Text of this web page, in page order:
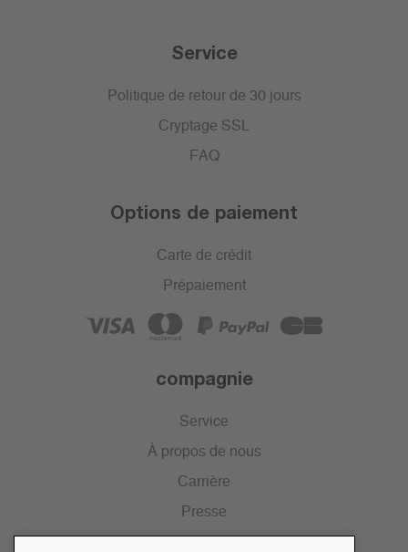
Service
Politique de retour de 30 jours
Cryptage SSL
FAQ
Options de paiement
Carte de crédit
Prépaiement
compagnie
Service
À propos de nous
Carrière
Presse